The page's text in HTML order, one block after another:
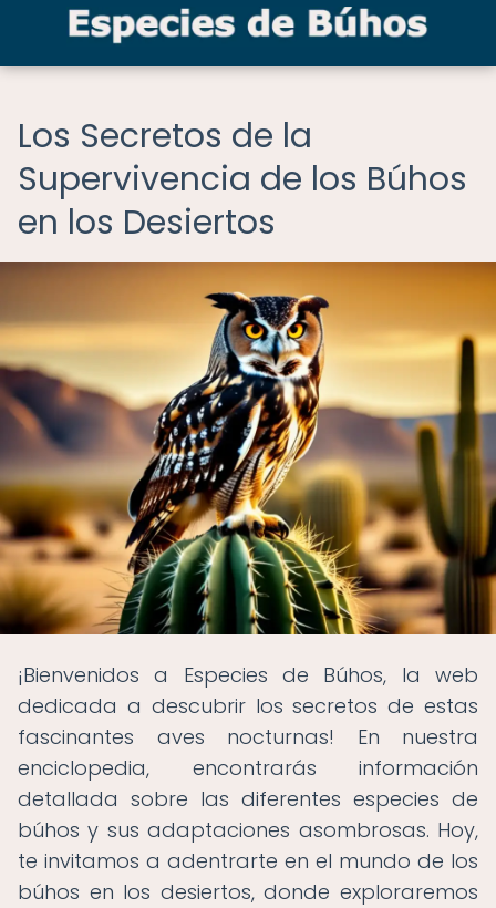
Los Secretos de la
Supervivencia de los Búhos
en los Desiertos
¡Bienvenidos a Especies de Búhos, la web
dedicada a descubrir los secretos de estas
fascinantes aves nocturnas! En nuestra
enciclopedia, encontrarás información
detallada sobre las diferentes especies de
búhos y sus adaptaciones asombrosas. Hoy,
te invitamos a adentrarte en el mundo de los
búhos en los desiertos, donde exploraremos